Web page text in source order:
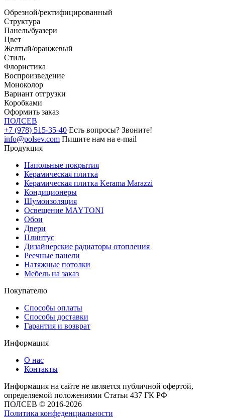
Обрезной/ректифицированный
Структура
Панель/буазери
Цвет
Желтый/оранжевый
Стиль
Флористика
Воспроизведение
Моноколор
Вариант отгрузки
Коробками
Оформить заказ
ПОЛСЕВ
+7 (978) 515-35-40 Есть вопросы? Звоните!
info@polsev.com Пишите нам на e-mail
Продукция
Напольные покрытия
Керамическая плитка
Керамическая плитка Kerama Marazzi
Кондиционеры
Шумоизоляция
Освещение MAYTONI
Обои
Двери
Плинтус
Дизайнерские радиаторы отопления
Реечные панели
Натяжные потолки
Мебель на заказ
Покупателю
Способы оплаты
Способы доставки
Гарантия и возврат
Информация
О нас
Контакты
Информация на сайте не является публичной офертой,
определяемой положениями Статьи 437 ГК РФ
ПОЛСЕВ © 2016-2026
Политика конфеденциальности